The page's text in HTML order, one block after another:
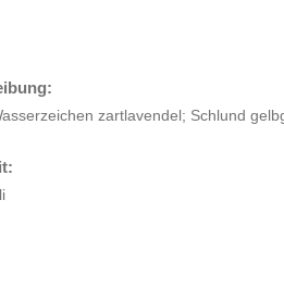
zartlavendel; Schlund